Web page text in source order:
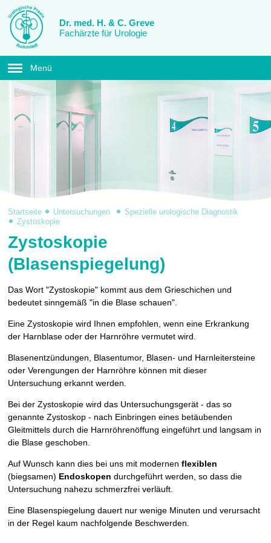
Dr. med. H. & C. Greve
Fachärzte für Urologie
Menü
Startseite Untersuchungen
Spezielle urologische Diagnostik
Zystoskopie
Zystoskopie
(Blasenspiegelung)
Das Wort "Zystoskopie" kommt aus dem Grieschichen und
bedeutet sinngemäß "in die Blase schauen".
Eine Zystoskopie wird Ihnen empfohlen, wenn eine Erkrankung
der Harnblase oder der Harnröhre vermutet wird.
Blasenentzündungen, Blasentumor, Blasen- und Harnleitersteine
oder Verengungen der Harnröhre können mit dieser
Untersuchung erkannt werden.
Bei der Zystoskopie wird das Untersuchungsgerät - das so
genannte Zystoskop - nach Einbringen eines betäubenden
Gleitmittels durch die Harnröhrenöffung eingeführt und langsam in
die Blase geschoben.
Auf Wunsch kann dies bei uns mit modernenflexiblen
(biegsamen) Endoskopen durchgeführt werden, so dass die
Untersuchung nahezu schmerzfrei verläuft.
Eine Blasenspiegelung dauert nur wenige Minuten und verursacht
in der Regel kaum nachfolgende Beschwerden.